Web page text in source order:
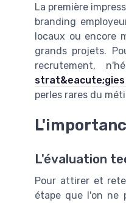
La première
branding
locaux ou encore
grands projets.
recrutement,
perles rares du
L'évaluation
Pour attirer et
étape que l'on ne